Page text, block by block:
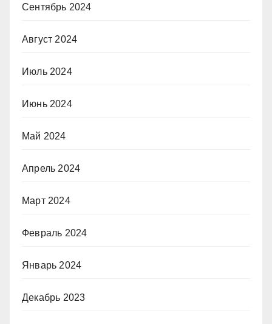
Сентябрь 2024
Август 2024
Июль 2024
Июнь 2024
Май 2024
Апрель 2024
Март 2024
Февраль 2024
Январь 2024
Декабрь 2023